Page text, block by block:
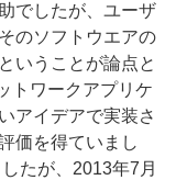
でしたが、ユーザ
のソフトウエアの
いうことが論点と
トワークアプリケ
アイデアで実装さ
価を得ていまし
たが、2013年7月